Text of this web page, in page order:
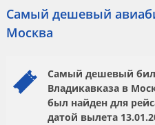
Самый дешевый
Москва
Самый дешевый
Владикавказа в
был найден для
датой вылета